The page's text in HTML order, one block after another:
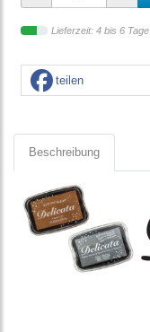
Lieferzeit: 4 bis 6 Tage
teilen
Beschreibung